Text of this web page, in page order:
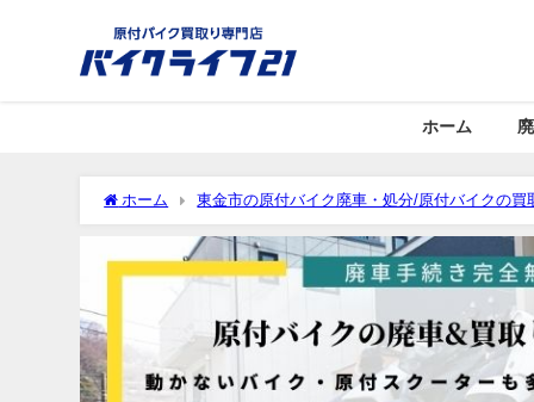
ホーム
ホーム 東金市の原付バイク廃車・処分/原付バイクの買